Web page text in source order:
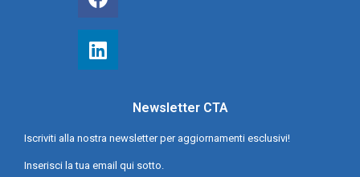
Newsletter CTA
Iscriviti alla nostra newsletter per aggiornamenti esclusivi!
Inserisci la tua email qui sotto.